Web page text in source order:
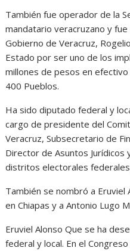
También fue operador de la
mandatario veracruzano y
Gobierno de Veracruz,
Estado por ser uno de los
millones de pesos en
400 Pueblos.
Ha sido diputado federal y
cargo de presidente del
Veracruz, Subsecretario de
Director de Asuntos Jurídicos
distritos electorales federales
También se nombró a Eruviel
en Chiapas y a Antonio Lugo
Eruviel Alonso Que se ha
federal y local. En el